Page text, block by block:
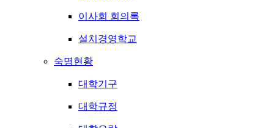
이사회 회의록
설치경영학교
숙명현황
대학기구
대학규정